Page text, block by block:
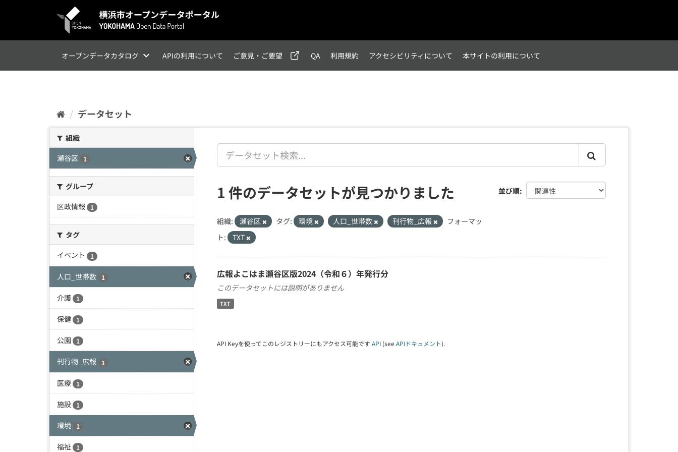
オープンデータカタログ APIの利用について ご意見・ご要望 QA 利用規約 アクセシビリティについて 本サイトの利用について
データセット
組織
瀬谷区
1
グループ
区政情報
1
タグ
イベント
1
人口_世帯数 1
介護 1
保健 1
公園 1
刊行物_広報 1
医療 1
施設 1
環境 1
福祉 1
並び順
1 件のデータセットが見つかりました
組織: 瀬谷区 タグ: 環境 人口_世帯数 刊行物_広報
フォーマッ
ト:
TXT
広報よこはま瀬谷区版2024（令和６）年発行分
このデータセットには説明がありません
TXT
API Keyを使ってこのレジストリーにもアクセス可能です API (see APIドキュメント).